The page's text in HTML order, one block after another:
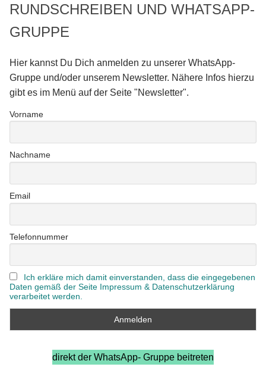
RUNDSCHREIBEN UND WHATSAPP-
GRUPPE
Hier kannst Du Dich anmelden zu unserer WhatsApp-
Gruppe und/oder unserem Newsletter. Nähere Infos hierzu
gibt es im Menü auf der Seite "Newsletter".
Vorname
Nachname
Email
Telefonnummer
Ich erkläre mich damit einverstanden, dass die eingegebenen
Daten gemäß der Seite Impressum & Datenschutzerklärung
verarbeitet werden.
direkt der WhatsApp- Gruppe beitreten